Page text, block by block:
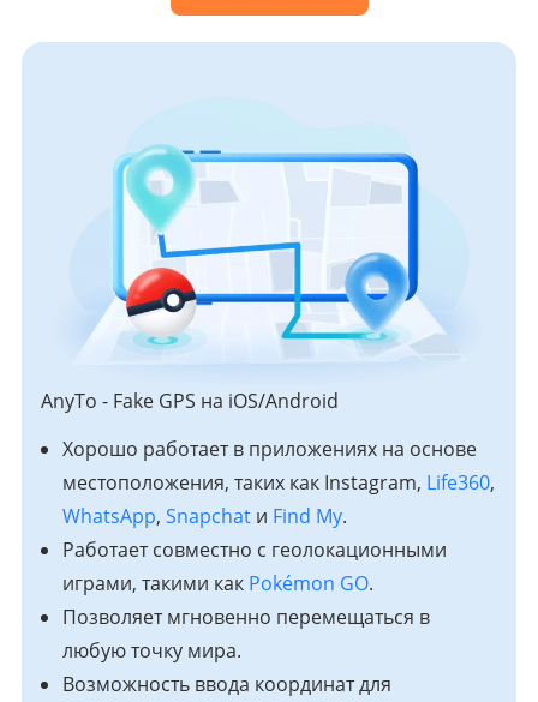
AnyTo - Fake GPS на iOS/Android
Хорошо работает в приложениях на основе
местоположения, таких как Instagram, Life360,
WhatsApp, Snapchat и Find My.
Работает совместно с геолокационными
играми, такими как Pokémon GO.
Позволяет мгновенно перемещаться в
любую точку мира.
Возможность ввода координат для